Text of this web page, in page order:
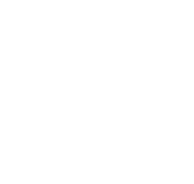
erhöhen oder zu reduzieren.